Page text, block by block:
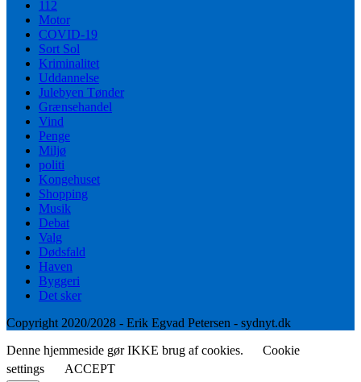
112
Motor
COVID-19
Sort Sol
Kriminalitet
Uddannelse
Julebyen Tønder
Grænsehandel
Vind
Penge
Miljø
politi
Kongehuset
Shopping
Musik
Debat
Valg
Dødsfald
Haven
Byggeri
Det sker
Copyright 2020/2028 - Erik Egvad Petersen - sydnyt.dk
Denne hjemmeside gør IKKE brug af cookies.
Cookie
settings
ACCEPT